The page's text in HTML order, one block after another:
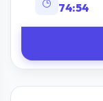
74:53